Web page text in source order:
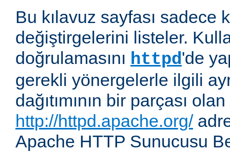
Bu kılavuz sayfası sadece
değiştirgelerini listeler.
doğrulamasını httpd'de
gerekli yönergelerle ilgili
dağıtımının bir parçası
http://httpd.apache.org/
Apache HTTP Sunucusu